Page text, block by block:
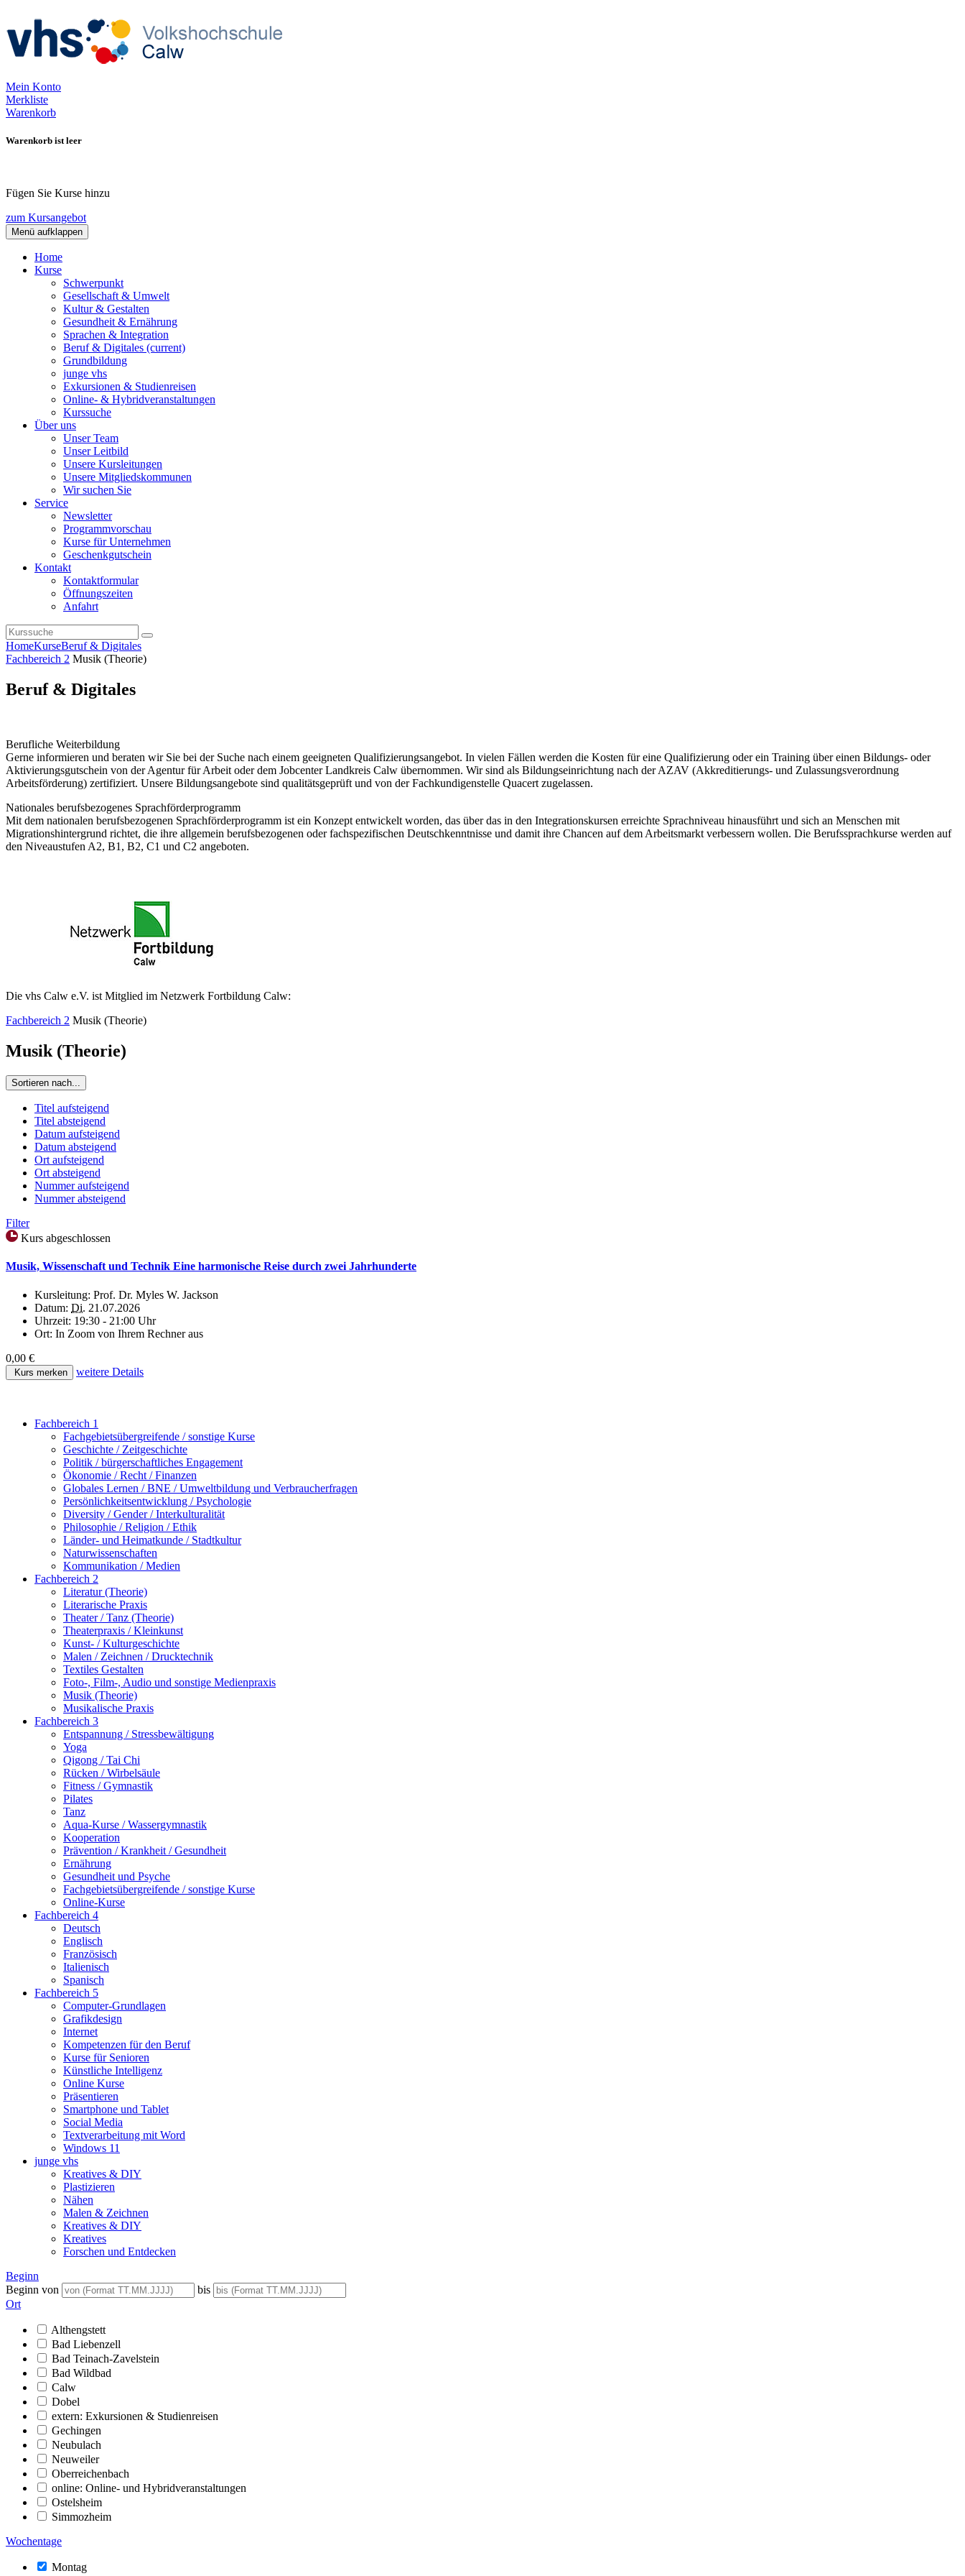
Mein Konto
Merkliste
Warenkorb
Warenkorb ist leer
Fügen Sie Kurse hinzu
zum Kursangebot
Menü aufklappen
Home
Kurse
Schwerpunkt
Gesellschaft & Umwelt
Kultur & Gestalten
Gesundheit & Ernährung
Sprachen & Integration
Beruf & Digitales (current)
Grundbildung
junge vhs
Exkursionen & Studienreisen
Online- & Hybridveranstaltungen
Kurssuche
Über uns
Unser Team
Unser Leitbild
Unsere Kursleitungen
Unsere Mitgliedskommunen
Wir suchen Sie
Service
Newsletter
Programmvorschau
Kurse für Unternehmen
Geschenkgutschein
Kontakt
Kontaktformular
Öffnungszeiten
Anfahrt
HomeKurseBeruf & Digitales
Fachbereich 2 Musik (Theorie)
Beruf & Digitales
Berufliche Weiterbildung
Gerne informieren und beraten wir Sie bei der Suche nach einem geeigneten Qualifizierungsangebot. In vielen Fällen werden die Kosten für eine Qualifizierung oder ein Training über einen Bildungs- oder
Aktivierungsgutschein von der Agentur für Arbeit oder dem Jobcenter Landkreis Calw übernommen. Wir sind als Bildungseinrichtung nach der AZAV (Akkreditierungs- und Zulassungsverordnung
Arbeitsförderung) zertifiziert. Unsere Bildungsangebote sind qualitätsgeprüft und von der Fachkundigenstelle Quacert zugelassen.
Nationales berufsbezogenes Sprachförderprogramm
Mit dem nationalen berufsbezogenen Sprachförderprogramm ist ein Konzept entwickelt worden, das über das in den Integrationskursen erreichte Sprachniveau hinausführt und sich an Menschen mit
Migrationshintergrund richtet, die ihre allgemein berufsbezogenen oder fachspezifischen Deutschkenntnisse und damit ihre Chancen auf dem Arbeitsmarkt verbessern wollen. Die Berufssprachkurse werden auf
den Niveaustufen A2, B1, B2, C1 und C2 angeboten.
Die vhs Calw e.V. ist Mitglied im Netzwerk Fortbildung Calw:
Fachbereich 2 Musik (Theorie)
Musik (Theorie)
Sortieren nach...
Titel aufsteigend
Titel absteigend
Datum aufsteigend
Datum absteigend
Ort aufsteigend
Ort absteigend
Nummer aufsteigend
Nummer absteigend
Filter
Kurs abgeschlossen
Musik, Wissenschaft und Technik Eine harmonische Reise durch zwei Jahrhunderte
Kursleitung: Prof. Dr. Myles W. Jackson
Datum: Di. 21.07.2026
Uhrzeit: 19:30 - 21:00 Uhr
Ort: In Zoom von Ihrem Rechner aus
0,00 €
Kurs merken weitere Details
Fachbereich 1
Fachgebietsübergreifende / sonstige Kurse
Geschichte / Zeitgeschichte
Politik / bürgerschaftliches Engagement
Ökonomie / Recht / Finanzen
Globales Lernen / BNE / Umweltbildung und Verbraucherfragen
Persönlichkeitsentwicklung / Psychologie
Diversity / Gender / Interkulturalität
Philosophie / Religion / Ethik
Länder- und Heimatkunde / Stadtkultur
Naturwissenschaften
Kommunikation / Medien
Fachbereich 2
Literatur (Theorie)
Literarische Praxis
Theater / Tanz (Theorie)
Theaterpraxis / Kleinkunst
Kunst- / Kulturgeschichte
Malen / Zeichnen / Drucktechnik
Textiles Gestalten
Foto-, Film-, Audio und sonstige Medienpraxis
Musik (Theorie)
Musikalische Praxis
Fachbereich 3
Entspannung / Stressbewältigung
Yoga
Qigong / Tai Chi
Rücken / Wirbelsäule
Fitness / Gymnastik
Pilates
Tanz
Aqua-Kurse / Wassergymnastik
Kooperation
Prävention / Krankheit / Gesundheit
Ernährung
Gesundheit und Psyche
Fachgebietsübergreifende / sonstige Kurse
Online-Kurse
Fachbereich 4
Deutsch
Englisch
Französisch
Italienisch
Spanisch
Fachbereich 5
Computer-Grundlagen
Grafikdesign
Internet
Kompetenzen für den Beruf
Kurse für Senioren
Künstliche Intelligenz
Online Kurse
Präsentieren
Smartphone und Tablet
Social Media
Textverarbeitung mit Word
Windows 11
junge vhs
Kreatives & DIY
Plastizieren
Nähen
Malen & Zeichnen
Kreatives & DIY
Kreatives
Forschen und Entdecken
Beginn
Beginn von
bis
Ort
Althengstett
Bad Liebenzell
Bad Teinach-Zavelstein
Bad Wildbad
Calw
Dobel
extern: Exkursionen & Studienreisen
Gechingen
Neubulach
Neuweiler
Oberreichenbach
online: Online- und Hybridveranstaltungen
Ostelsheim
Simmozheim
Wochentage
Montag